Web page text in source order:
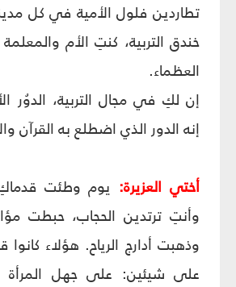
تطاردين فلول الأمية في كل
خندق التربية، كنتِ الأم والمعلمة
العظماء.
إن لكِ في مجال التربية، الدوُر
إنه الدور الذي اضطلع به القرآن
أختي العزيرة: يوم وطئت
وأنتِ ترتدين الحجاب، حبطت
وذهبت أدارج الرياح. هؤلاء كانوا
على شيئين: على جهل المرأة